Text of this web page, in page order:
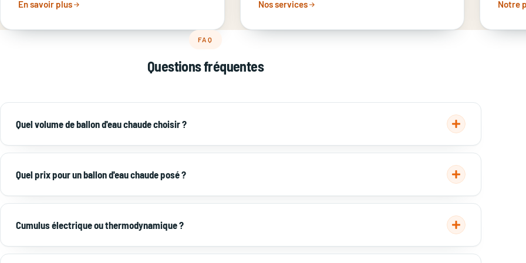
En savoir plus Nos services Notre
FAQ
Questions fréquentes
Quel volume de ballon d'eau chaude choisir ?
Comptez 50 L par personne : 100 L pour 1–2 personnes, 150 L pour 3, 200 L pour 4, 250–
Quel prix pour un ballon d'eau chaude posé ?
Un cumulus électrique posé coûte 400 à 900 €. Unchauffe-eau thermodynamique
Cumulus électrique ou thermodynamique ?
Le cumulus est moins cher à l'achat mais cher à l'usage. Le thermodynamique coûte